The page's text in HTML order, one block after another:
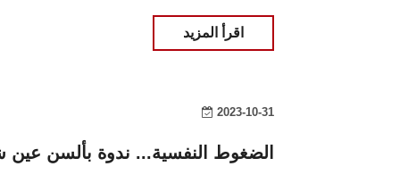
اقرأ المزيد
2023-10-31
الضغوط النفسية... ندوة بألسن